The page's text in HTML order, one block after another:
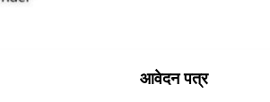
आवेदन पत्र